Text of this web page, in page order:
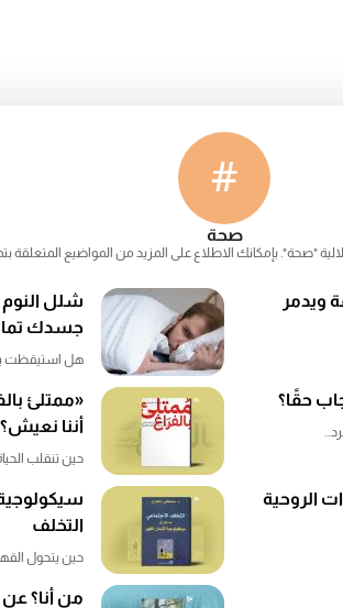
#
صحة
"صحة". بإمكانك الاطلاع على المزيد من المواضيع المتعلقة
ويدمر
شلل النوم
جسدك
هل استيقظت
حقًا؟
«ممتلئ
أننا نعيش؟
حين تنقلب
الروحية
التخلف
حين يتحول
من أنا؟ عن